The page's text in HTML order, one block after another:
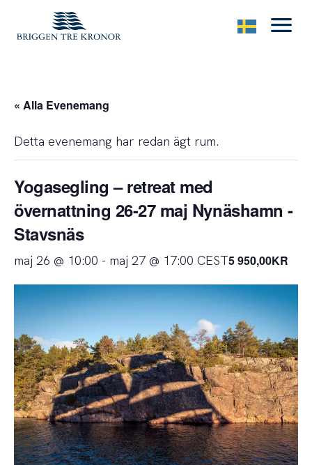
menu
« Alla Evenemang
Detta evenemang har redan ägt rum.
Yogasegling – retreat med
övernattning 26-27 maj Nynäshamn -
Stavsnäs
maj 26 @ 10:00 - maj 27 @ 17:00 CEST5 950,00KR